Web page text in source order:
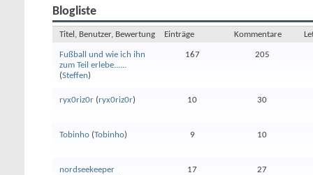
Blogliste
Titel, Benutzer, Bewertung Einträge Kommentare
Fußball und wie ich ihn
zum Teil erlebe......
(Steffen)
167 205
ryx0riz0r (ryx0riz0r) 10 30
Tobinho (Tobinho) 9 10
nordseekeeper
17 27